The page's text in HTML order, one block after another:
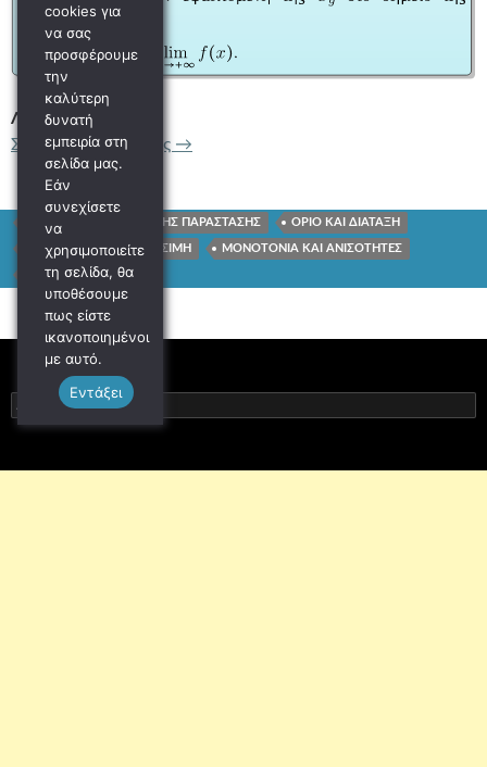
ΛΥΣΗ
Συνέχεια ανάγνωσης ΕΦΑΠΤΟΜΕΝΗ ΚΑΙ ΟΡΙΟ ΣΤΟ ΑΠΕΙΡΟ
→
ΕΦΑΠΤΟΜΕΝΗ ΓΡΑΦΙΚΗΣ ΠΑΡΑΣΤΑΣΗΣ ΟΡΙΟ ΚΑΙ ΔΙΑΤΑΞΗ
ΔΥΟ ΦΟΡΕΣ ΠΑΡΑΓΩΓΙΣΙΜΗ ΜΟΝΟΤΟΝΙΑ ΚΑΙ ΑΝΙΣΟΤΗΤΕΣ
ΚΥΡΤΟΤΗΤΑ
Αναζήτηση
για:
cookies για
να σας
προσφέρουμε
την
καλύτερη
δυνατή
εμπειρία στη
σελίδα μας.
Εάν
συνεχίσετε
να
χρησιμοποιείτε
τη σελίδα, θα
υποθέσουμε
πως είστε
ικανοποιημένοι
με αυτό.
Εντάξει